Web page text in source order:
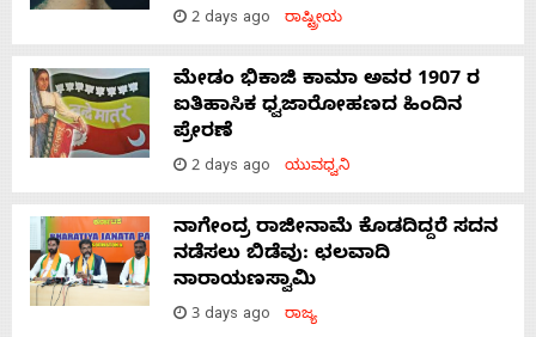
2 days ago ರಾಷ್ಟ್ರೀಯ
ಮೇಡಂ ಭಿಕಾಜಿ ಕಾಮಾ ಅವರ 1907 ರ
ಐತಿಹಾಸಿಕ ಧ್ವಜಾರೋಹಣದ ಹಿಂದಿನ
ಪ್ರೇರಣೆ
2 days ago ಯುವಧ್ವನಿ
ನಾಗೇಂದ್ರ ರಾಜೀನಾಮೆ ಕೊಡದಿದ್ದರೆ ಸದನ
ನಡೆಸಲು ಬಿಡೆವು: ಛಲವಾದಿ
ನಾರಾಯಣಸ್ವಾಮಿ
3 days ago ರಾಜ್ಯ